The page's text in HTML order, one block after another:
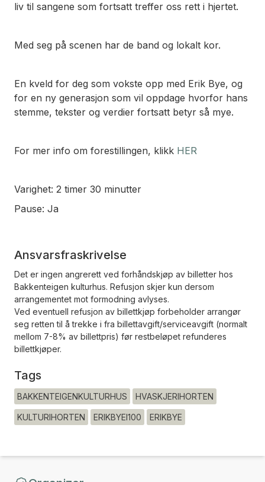
liv til sangene som fortsatt treffer oss rett i hjertet.
Med seg på scenen har de band og lokalt kor.
En kveld for deg som vokste opp med Erik Bye, og
for en ny generasjon som vil oppdage hvorfor hans
stemme, tekster og verdier fortsatt betyr så mye.
For mer info om forestillingen, klikk HER
Varighet: 2 timer 30 minutter
Pause: Ja
Ansvarsfraskrivelse
Det er ingen angrerett ved forhåndskjøp av billetter hos
Bakkenteigen kulturhus. Refusjon skjer kun dersom
arrangementet mot formodning avlyses.
Ved eventuell refusjon av billettkjøp forbeholder arrangør
seg retten til å trekke i fra billettavgift/serviceavgift (normalt
mellom 7-8% av billettpris) før restbeløpet refunderes
billettkjøper.
Tags
BAKKENTEIGENKULTURHUS HVASKJERIHORTEN
KULTURIHORTEN ERIKBYEI100 ERIKBYE